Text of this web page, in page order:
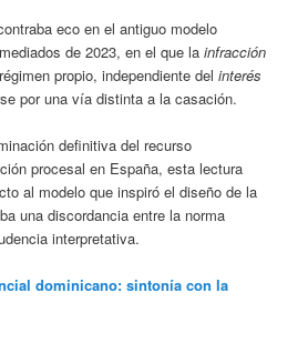
eco en el antiguo modelo
de 2023, en el que lainfracción
propio, independiente delinterés
por una vía distinta a la casación.
definitiva del recurso
procesal en España, esta lectura
al modelo que inspiró el diseño de la
una discordancia entre la norma
interpretativa.
dominicano: sintonía con la